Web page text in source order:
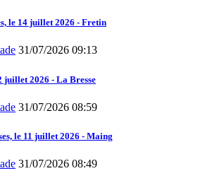
le 14 juillet 2026 - Fretin
31/07/2026 09:13
2026 - La Bresse
31/07/2026 08:59
le 11 juillet 2026 - Maing
31/07/2026 08:49